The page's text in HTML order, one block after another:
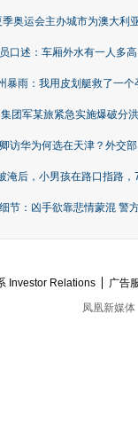
奥运会主办城市为澳大利
口述：车厢外水有一人多
暴雨：我用皮划艇救了一个
团军某旅紧急实施爆破分洪
访华为何选在天津？外交
淹后，小男孩在路口指路，
节：凶手欲靠悲情蒙混 警
Investor Relations 广告
凤凰新媒体